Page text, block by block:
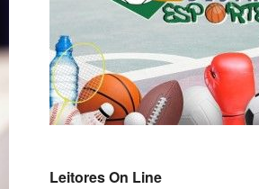
Leitores On Line